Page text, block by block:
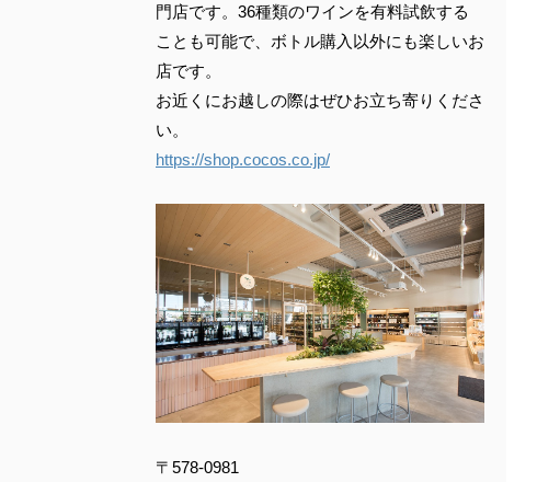
門店です。36種類のワインを有料試飲する
ことも可能で、ボトル購入以外にも楽しいお
店です。
お近くにお越しの際はぜひお立ち寄りくださ
い。
https://shop.cocos.co.jp/
〒578-0981